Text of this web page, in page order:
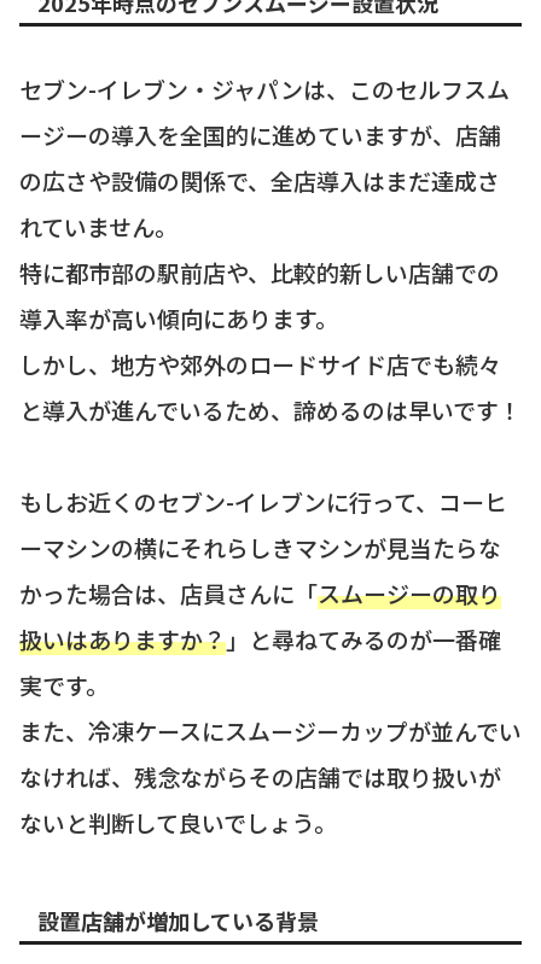
セブン-イレブン・ジャパンは、このセルフスム
ージーの導入を全国的に進めていますが、店舗
の広さや設備の関係で、全店導入はまだ達成さ
れていません。
特に都市部の駅前店や、比較的新しい店舗での
導入率が高い傾向にあります。
しかし、地方や郊外のロードサイド店でも続々
と導入が進んでいるため、諦めるのは早いです！
もしお近くのセブン-イレブンに行って、コーヒ
ーマシンの横にそれらしきマシンが見当たらな
かった場合は、店員さんに「スムージーの取り
扱いはありますか？」と尋ねてみるのが一番確
実です。
また、冷凍ケースにスムージーカップが並んでい
なければ、残念ながらその店舗では取り扱いが
ないと判断して良いでしょう。
設置店舗が増加している背景